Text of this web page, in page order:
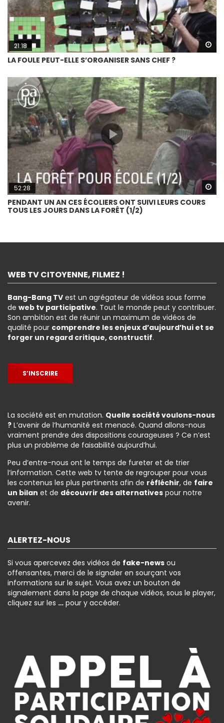
21:18
LA FOULE PEUT-ELLE S’ORGANISER SANS CHEF ?
52:28
PENDANT UN AN CES ÉCOLIERS ONT SUIVI LEURS COURS
TOUS LES JOURS DANS LA FORÊT (1/2)
WEB TV CITOYENNE, FILMEZ !
Bang-Bang TV est un agrégateur de vidéos sous forme
de web tv participative. Tout le monde peut y contribuer.
Son ambition est de réunir un maximum de vidéos de
qualité pour comprendre les enjeux d’aujourd’hui et se
forger un regard critique, constructif.
S’INSCRIRE
La société est en mutation. Quelle société voulons-nous
? L’avenir de l’humanité est menacé. Quand allons-nous
vraiment prendre des dispositions courageuses ? Ce n’est
plus un problème de faisabilité aujourd’hui.
Peu d’entre-nous ont le temps de fureter et de trier
l’information. Cette web tv tente de regrouper pour vous
les contenus les plus pertinents afin de réfléchir, de faire
un bilan et de découvrir des alternatives pour notre
avenir.
ALERTEZ-NOUS
Si vous apercevez des vidéos de fake-news ou
offensantes, merci de le signaler en sourçant vos
informations sur le sujet. Vous avez un bouton de
signalement dans la page de chaque vidéos, sous le player,
cliquez sur les … pour y accéder.